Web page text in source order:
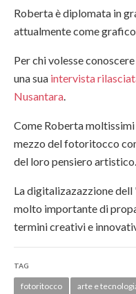
Roberta è diplomata in
attualmente come
Per chi volesse
una sua intervista
Nusantara
Come Roberta
mezzo del fotoritocco
del loro pensiero artistico.
La digitalizazazzione dell
molto importante di
termini creativi e
TAG
fotoritocco arte e